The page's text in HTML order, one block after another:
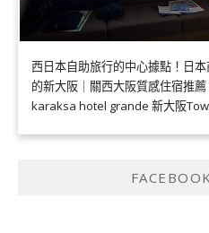
西日本自助旅行的中心據點！日
的新大阪｜關西大阪質感住宿推
karaksa hotel grande 新大阪